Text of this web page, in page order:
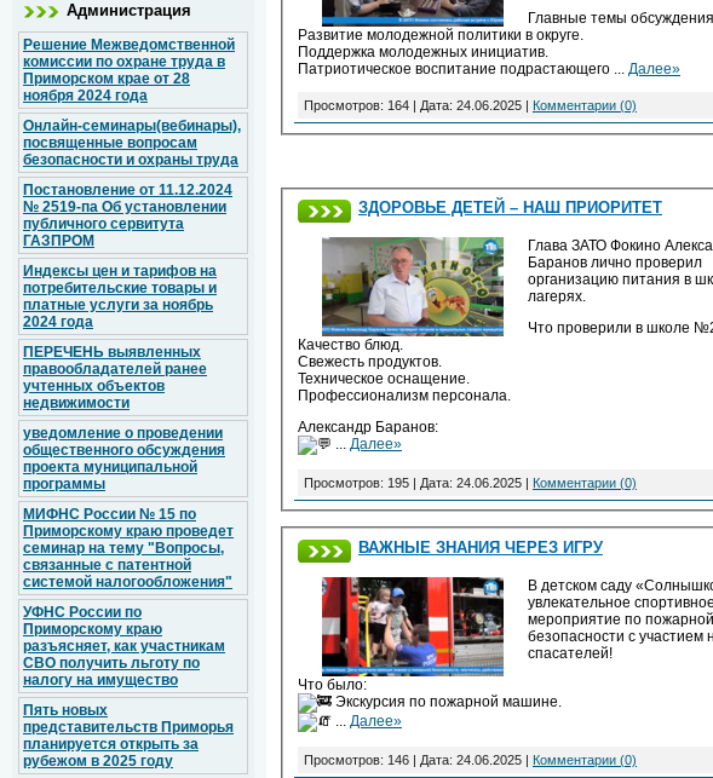
Администрация
Решение Межведомственной
комиссии по охране труда в
Приморском крае от 28
ноября 2024 года
Онлайн-семинары(вебинары),
посвященные вопросам
безопасности и охраны труда
Постановление от 11.12.2024
№ 2519-па Об установлении
публичного сервитута
ГАЗПРОМ
Индексы цен и тарифов на
потребительские товары и
платные услуги за ноябрь
2024 года
ПЕРЕЧЕНЬ выявленных
правообладателей ранее
учтенных объектов
недвижимости
уведомление о проведении
общественного обсуждения
проекта муниципальной
программы
МИФНС России № 15 по
Приморскому краю проведет
семинар на тему "Вопросы,
связанные с патентной
системой налогообложения"
УФНС России по
Приморскому краю
разъясняет, как участникам
СВО получить льготу по
налогу на имущество
Пять новых
представительств Приморья
планируется открыть за
рубежом в 2025 году
Главные темы
Развитие молодежной политики в округе.
Поддержка молодежных инициатив.
Патриотическое воспитание подрастающего ... Далее»
Просмотров: 164 | Дата: 24.06.2025 | Комментарии (0)
ЗДОРОВЬЕ ДЕТЕЙ – НАШ ПРИОРИТЕТ
Глава ЗАТО Фокино
Баранов лично проверил
организацию питания в
лагерях.
Что проверили в школе
Качество блюд.
Свежесть продуктов.
Техническое оснащение.
Профессионализм персонала.
Александр Баранов:
... Далее»
Просмотров: 195 | Дата: 24.06.2025 | Комментарии (0)
ВАЖНЫЕ ЗНАНИЯ ЧЕРЕЗ ИГРУ
В детском саду
увлекательное спортивное
мероприятие по пожарной
безопасности с участием
спасателей!
Что было:
Экскурсия по пожарной машине.
Далее»
Просмотров: 146 | Дата: 24.06.2025 | Комментарии (0)